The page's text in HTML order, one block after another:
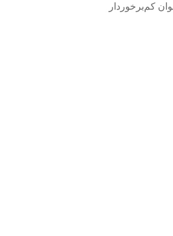
کم‌برخوردار